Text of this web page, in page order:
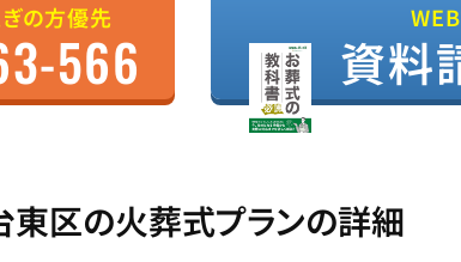
の方優先
566 資料
東区の火葬式プランの詳細